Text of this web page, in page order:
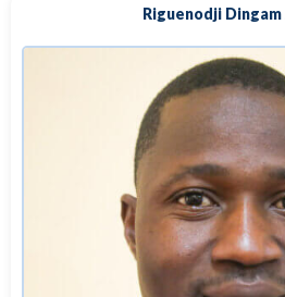
Riguenodji